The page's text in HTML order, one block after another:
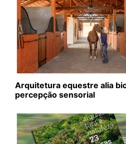
Arquitetura equestre alia
percepção sensorial